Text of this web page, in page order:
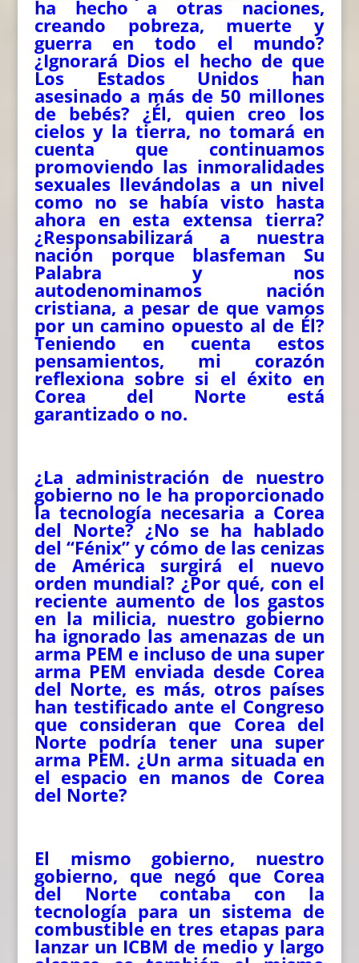
ha hecho a otras naciones,
creando pobreza, muerte y
guerra en todo el mundo?
¿Ignorará Dios el hecho de que
Los Estados Unidos han
asesinado a más de 50 millones
de bebés? ¿Él, quien creo los
cielos y la tierra, no tomará en
cuenta que continuamos
promoviendo las inmoralidades
sexuales llevándolas a un nivel
como no se había visto hasta
ahora en esta extensa tierra?
¿Responsabilizará a nuestra
nación porque blasfeman Su
Palabra y nos
autodenominamos nación
cristiana, a pesar de que vamos
por un camino opuesto al de Él?
Teniendo en cuenta estos
pensamientos, mi corazón
reflexiona sobre si el éxito en
Corea del Norte está
garantizado o no.
¿La administración de nuestro
gobierno no le ha proporcionado
la tecnología necesaria a Corea
del Norte? ¿No se ha hablado
del “Fénix” y cómo de las cenizas
de América surgirá el nuevo
orden mundial? ¿Por qué, con el
reciente aumento de los gastos
en la milicia, nuestro gobierno
ha ignorado las amenazas de un
arma PEM e incluso de una super
arma PEM enviada desde Corea
del Norte, es más, otros países
han testificado ante el Congreso
que consideran que Corea del
Norte podría tener una super
arma PEM. ¿Un arma situada en
el espacio en manos de Corea
del Norte?
El mismo gobierno, nuestro
gobierno, que negó que Corea
del Norte contaba con la
tecnología para un sistema de
combustible en tres etapas para
lanzar un ICBM de medio y largo